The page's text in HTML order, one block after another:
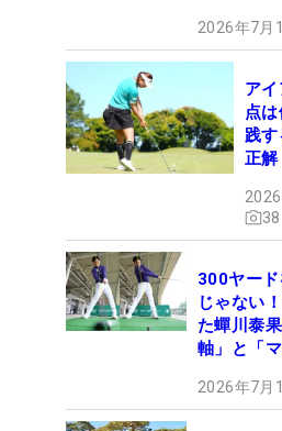
2026年7月
ア
点
践
正解
38
300ヤー
じゃない
た蟬川泰
軸」と「マ
2026年7月